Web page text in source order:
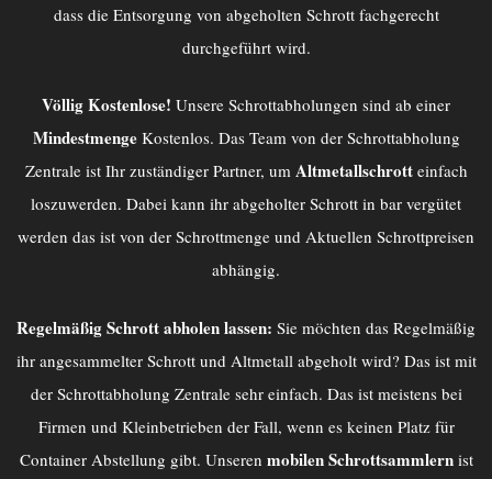
dass die Entsorgung von abgeholten Schrott fachgerecht
durchgeführt wird.
Völlig Kostenlose! Unsere Schrottabholungen sind ab einer
Mindestmenge Kostenlos. Das Team von der Schrottabholung
Zentraleist Ihr zuständiger Partner, um Altmetallschrott einfach
loszuwerden. Dabei kann ihr abgeholter Schrott in bar vergütet
werden das ist von der Schrottmenge und Aktuellen Schrottpreisen
abhängig.
Regelmäßig Schrott abholen lassen: Sie möchten das Regelmäßig
ihr angesammelter Schrott und Altmetall abgeholt wird? Das ist mit
der Schrottabholung Zentralesehr einfach. Das ist meistens bei
Firmen und Kleinbetrieben der Fall, wenn es keinen Platz für
Container Abstellung gibt. Unseren mobilen Schrottsammlernist